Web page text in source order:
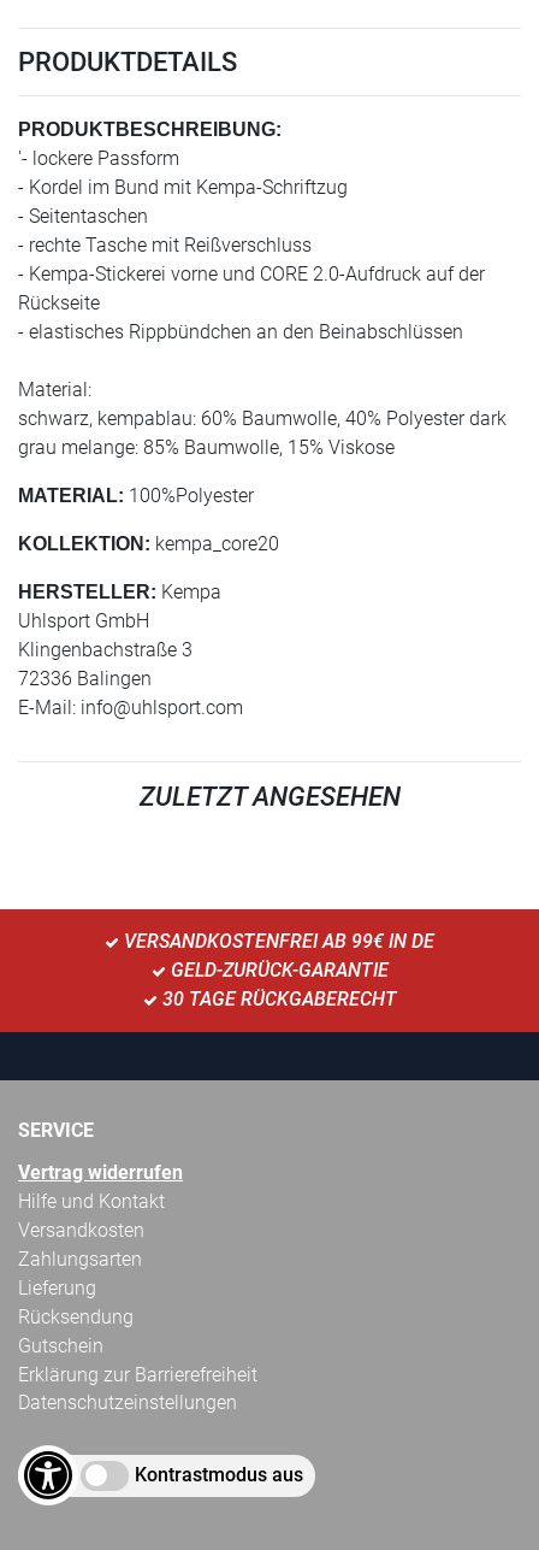
PRODUKTDETAILS
PRODUKTBESCHREIBUNG:
'- lockere Passform
- Kordel im Bund mit Kempa-Schriftzug
- Seitentaschen
- rechte Tasche mit Reißverschluss
- Kempa-Stickerei vorne und CORE 2.0-Aufdruck auf der
Rückseite
- elastisches Rippbündchen an den Beinabschlüssen
Material:
schwarz, kempablau: 60% Baumwolle, 40% Polyester dark
grau melange: 85% Baumwolle, 15% Viskose
MATERIAL: 100%Polyester
KOLLEKTION: kempa_core20
HERSTELLER: Kempa
Uhlsport GmbH
Klingenbachstraße 3
72336 Balingen
E-Mail: info@uhlsport.com
ZULETZT ANGESEHEN
VERSANDKOSTENFREI AB 99€ IN DE
GELD-ZURÜCK-GARANTIE
30 TAGE RÜCKGABERECHT
SERVICE
Vertrag widerrufen
Hilfe und Kontakt
Versandkosten
Zahlungsarten
Lieferung
Rücksendung
Gutschein
Erklärung zur Barrierefreiheit
Datenschutzeinstellungen
Kontrastmodus aus